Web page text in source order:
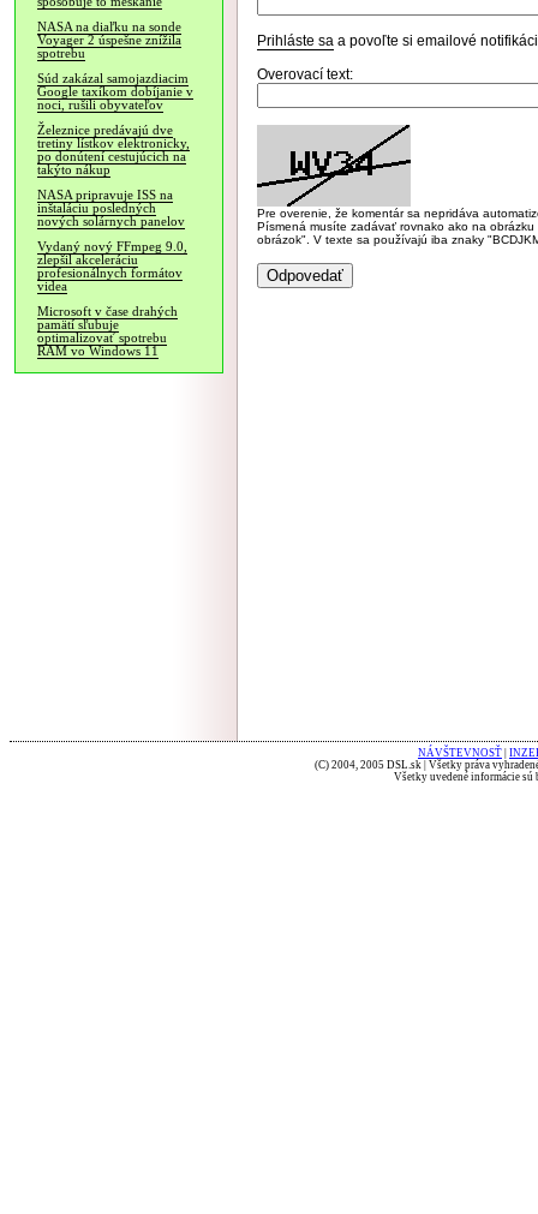
NASA na diaľku na sonde
Voyager 2 úspešne znížila
spotrebu
Súd zakázal samojazdiacim
Google taxíkom dobíjanie v
noci, rušili obyvateľov
Železnice predávajú dve
tretiny lístkov elektronicky,
po donútení cestujúcich na
takýto nákup
NASA pripravuje ISS na
inštaláciu posledných
nových solárnych panelov
Vydaný nový FFmpeg 9.0,
zlepšil akceleráciu
profesionálnych formátov
videa
Microsoft v čase drahých
pamätí sľubuje
optimalizovať spotrebu
RAM vo Windows 11
Prihláste sa a povoľte si emailové
Overovací text:
Pre overenie, že komentár sa nepridáva
Písmená musíte zadávať rovnako ako na
obrázok". V texte sa používajú iba znaky
NÁVŠTEVNOSŤ
(C) 2004, 2005 DSL.sk | Všetky práva
Všetky uvedené informácie sú